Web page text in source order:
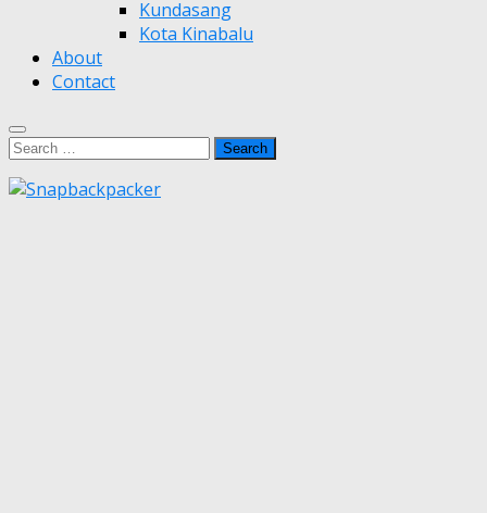
Kundasang
Kota Kinabalu
About
Contact
Search